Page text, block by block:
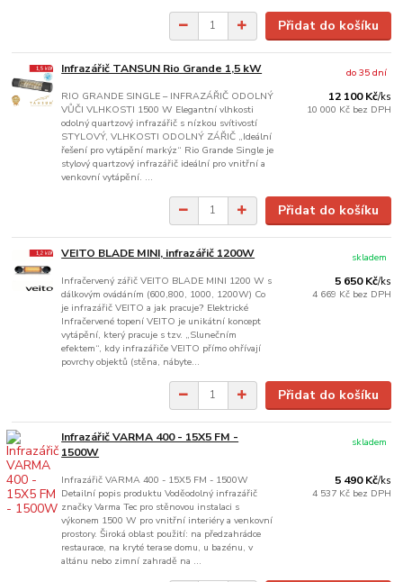
Přidat do košíku
Infrazářič TANSUN Rio Grande 1,5 kW
RIO GRANDE SINGLE – INFRAZÁŘIČ ODOLNÝ
VŮČI VLHKOSTI 1500 W Elegantní vlhkosti
odolný quartzový infrazářič s nízkou svítivostí
STYLOVÝ, VLHKOSTI ODOLNÝ ZÁŘIČ „Ideální
řešení pro vytápění markýz“ Rio Grande Single je
stylový quartzový infrazářič ideální pro vnitřní a
venkovní vytápění. ...
12 100 Kč/ks
10 000 Kč bez DPH
do 35 dní
Přidat do košíku
VEITO BLADE MINI, infrazářič 1200W
Infračervený zářič VEITO BLADE MINI 1200 W s
dálkovým ovádáním (600,800, 1000, 1200W) Co
je infrazářič VEITO a jak pracuje? Elektrické
Infračervené topení VEITO je unikátní koncept
vytápění, který pracuje s tzv. „Slunečním
efektem“, kdy infrazářiče VEITO přímo ohřívají
povrchy objektů (stěna, nábyte...
5 650 Kč/ks
4 669 Kč bez DPH
skladem
Přidat do košíku
Infrazářič VARMA 400 - 15X5 FM -
1500W
Infrazářič VARMA 400 - 15X5 FM - 1500W
Detailní popis produktu Voděodolný infrazářič
značky Varma Tec pro stěnovou instalaci s
výkonem 1500 W pro vnitřní interiéry a venkovní
prostory. Široká oblast použití: na předzahrádce
restaurace, na kryté terase domu, u bazénu, v
altánu nebo zimní zahradě na ...
5 490 Kč/ks
4 537 Kč bez DPH
skladem